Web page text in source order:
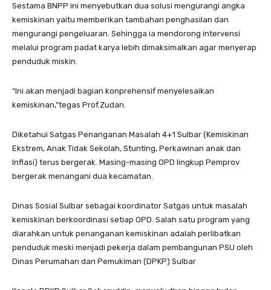
Sestama BNPP ini menyebutkan dua solusi mengurangi angka
kemiskinan yaitu memberikan tambahan penghasilan dan
mengurangi pengeluaran. Sehingga ia mendorong intervensi
melalui program padat karya lebih dimaksimalkan agar menyerap
penduduk miskin.
“Ini akan menjadi bagian konprehensif menyelesaikan
kemiskinan,”tegas Prof.Zudan.
Diketahui Satgas Penanganan Masalah 4+1 Sulbar (Kemiskinan
Ekstrem, Anak Tidak Sekolah, Stunting, Perkawinan anak dan
Inflasi) terus bergerak. Masing-masing OPD lingkup Pemprov
bergerak menangani dua kecamatan.
Dinas Sosial Sulbar sebagai koordinator Satgas untuk masalah
kemiskinan berkoordinasi setiap OPD. Salah satu program yang
diarahkan untuk penanganan kemiskinan adalah perlibatkan
penduduk meski menjadi pekerja dalam pembangunan PSU oleh
Dinas Perumahan dan Pemukiman (DPKP) Sulbar